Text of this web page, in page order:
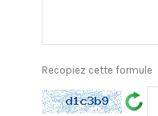
Recopiez cette formule